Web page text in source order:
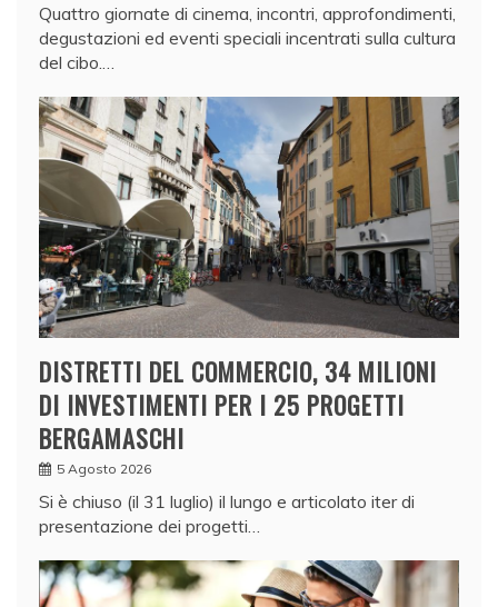
Quattro giornate di cinema, incontri, approfondimenti,
degustazioni ed eventi speciali incentrati sulla cultura
del cibo.…
DISTRETTI DEL COMMERCIO, 34 MILIONI
DI INVESTIMENTI PER I 25 PROGETTI
BERGAMASCHI
5 Agosto 2026
Si è chiuso (il 31 luglio) il lungo e articolato iter di
presentazione dei progetti…